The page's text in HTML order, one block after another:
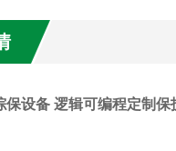
保设备 逻辑可编程定制保